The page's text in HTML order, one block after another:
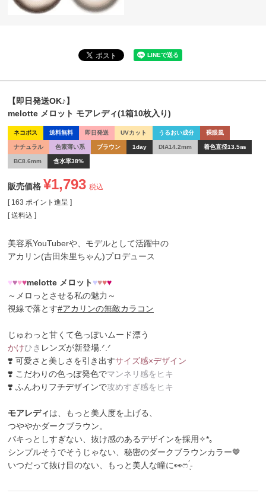
【即日発送OK♪】
melotte メロット モアレディ(1箱10枚入り)
ネコポス 送料無料 即日発送 UVカット うるおい成分 裸眼風
ナチュラル 色素薄い系 ブラウン 1day DIA14.2mm 着色直径13.5㎜
BC8.6mm 含水率38%
販売価格 ¥1,793 税込
[ 163 ポイント進呈 ]
送料込
美容系YouTuberや、モデルとして活躍中の
アカリン(吉田朱里ちゃん)プロデュース
♥♥♥♥melotte メロット♥♥♥♥
～メロっとさせる私の魅力～
視線で落とす#アカリンの無敵カラコン
じゅわっと甘くて色っぽいムード漂う
かけひき レンズが新登場.ᐟ.ᐟ
❣️ 可愛さと美しさを引き出すサイズ感×デザイン
❣️ こだわりの色っぽ発色でマンネリ感をヒキ
❣️ ふんわりフチデザインで攻めすぎ感をヒキ
モアレディは、もっと美人度を上げる、
つややかダークブラウン。
パキっとしすぎない、抜け感のあるデザインを採用✧*｡
シンプルそうでそうじゃない、秘密のダークブラウンカラー🤎
いつだって抜け目のない、もっと美人な瞳に👀ෆ ̖́-